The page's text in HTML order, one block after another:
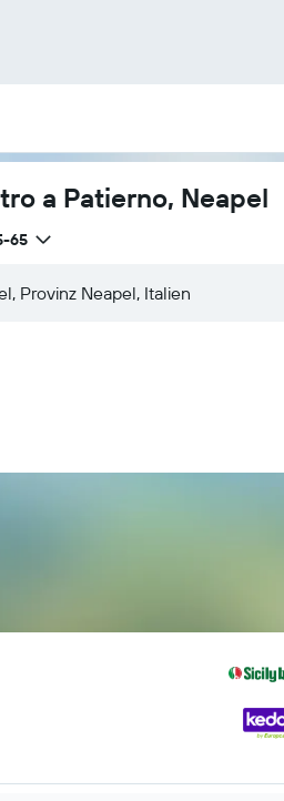
a Patierno, Neapel
65